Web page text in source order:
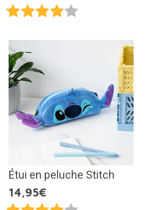
Étui en peluche Stitch
14,95€